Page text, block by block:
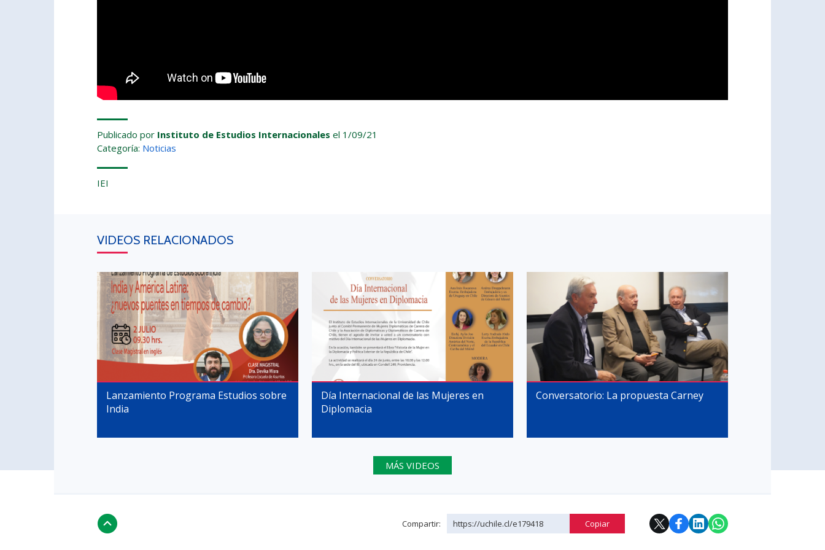
Publicado por Instituto de Estudios Internacionales el 1/09/21
Categoría: Noticias
IEI
VIDEOS RELACIONADOS
Lanzamiento Programa Estudios sobre
India
Día Internacional de las Mujeres en
Diplomacia
Conversatorio: La propuesta Carney
MÁS VIDEOS
Compartir: https://uchile.cl/e179418 Copiar